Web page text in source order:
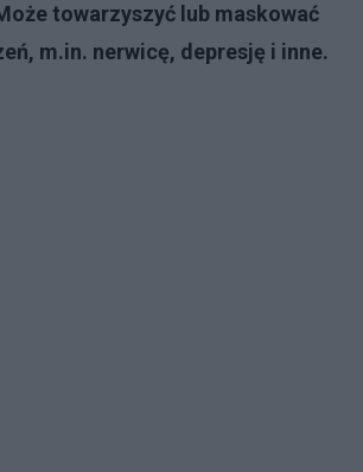
towarzyszyć lub maskować
m.in. nerwicę, depresję i inne.